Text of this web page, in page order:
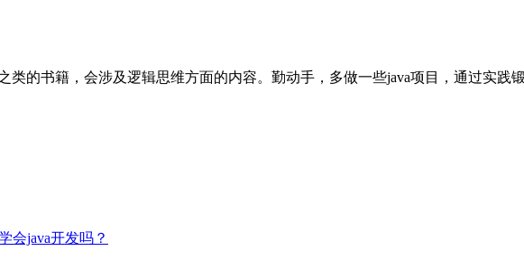
类的书籍，会涉及逻辑思维方面的内容。勤动手，多做一些java项目，通过实践
会java开发吗？